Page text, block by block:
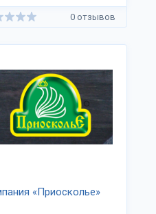
0 отзывов
«Приосколье»